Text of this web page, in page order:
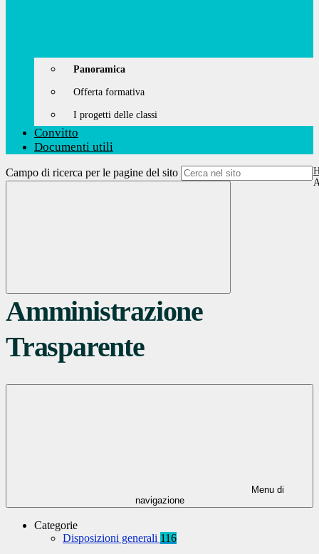
Panoramica
Offerta formativa
I progetti delle classi
Convitto
Documenti utili
Campo di ricerca per le pagine del sito
Amministrazione
Trasparente
Menu di
navigazione
Categorie
Disposizioni generali 116